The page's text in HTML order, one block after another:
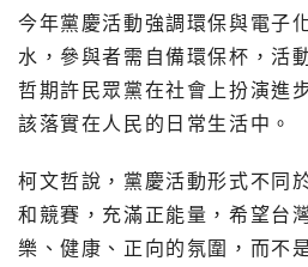
今年黨慶活動強調環保與電子
水，參與者需自備環保杯，活
哲期許民眾黨在社會上扮演進
該落實在人民的日常生活中。
柯文哲說，黨慶活動形式不同
和競賽，充滿正能量，希望台
樂、健康、正向的氛圍，而不